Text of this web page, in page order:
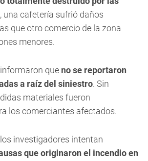
una cafetería sufrió daños
que otro comercio de la zona
menores.
que no se reportaron
a raíz del siniestro. Sin
materiales fueron
los comerciantes afectados.
investigadores intentan
que originaron el incendio en